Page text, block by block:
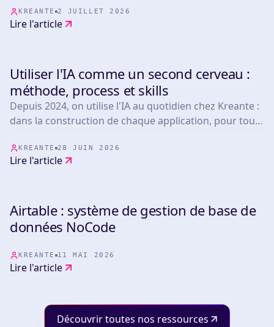
KREANTE 2 JUILLET 2026
Lire l'article
Utiliser l'IA comme un second cerveau :
méthode, process et skills
Depuis 2024, on utilise l'IA au quotidien chez Kreante :
dans la construction de chaque application, pour tous
développe embarquent de l'IA ou non, toute l'équipe
bénéficie de notre maîtrise de ces outils.
KREANTE 28 JUIN 2026
Lire l'article
Airtable : système de gestion de base de
données NoCode
KREANTE 11 MAI 2026
Lire l'article
Découvrir toutes nos ressources